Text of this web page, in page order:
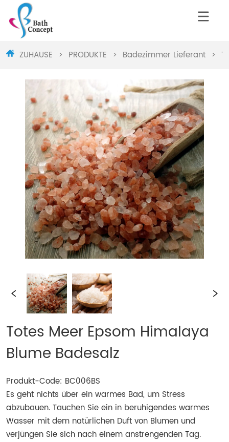
ZUHAUSE > PRODUKTE > Badezimmer Lieferant >
Totes Meer Epsom Himalaya
Blume Badesalz
Produkt-Code: BC006BS
Es geht nichts über ein warmes Bad, um Stress
abzubauen. Tauchen Sie ein in beruhigendes warmes
Wasser mit dem natürlichen Duft von Blumen und
verjüngen Sie sich nach einem anstrengenden Tag.